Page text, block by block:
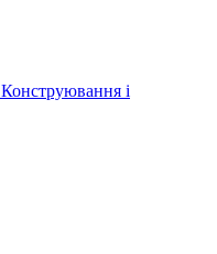
Конструювання і